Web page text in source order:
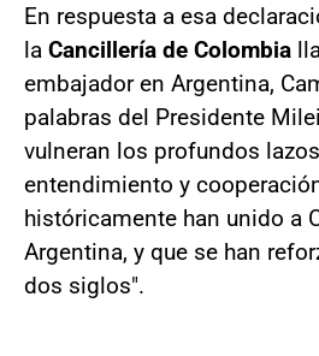
En respuesta a esa
la Cancillería de Colombia
embajador en Argentina,
palabras del Presidente
vulneran los profundos
entendimiento y
históricamente han unido a
Argentina, y que se han
dos siglos".